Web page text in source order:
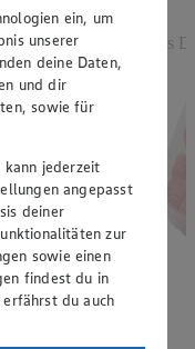
-17%
2
aus
ein, um
unserer
deine Daten,
und dir
sowie für
jederzeit
angepasst
deiner
zur
sowie einen
findest du in
du auch